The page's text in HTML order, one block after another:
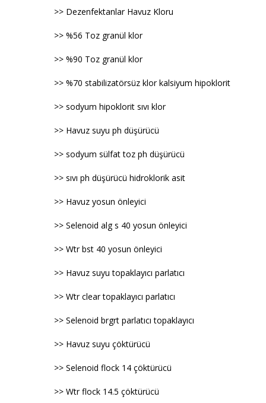
>> Dezenfektanlar Havuz Kloru
>> %56 Toz granül klor
>> %90 Toz granül klor
>> %70 stabilizatörsüz klor kalsiyum hipoklorit
>> sodyum hipoklorit sıvı klor
>> Havuz suyu ph düşürücü
>> sodyum sülfat toz ph düşürücü
>> sıvı ph düşürücü hidroklorik asit
>> Havuz yosun önleyici
>> Selenoid alg s 40 yosun önleyici
>> Wtr bst 40 yosun önleyici
>> Havuz suyu topaklayıcı parlatıcı
>> Wtr clear topaklayıcı parlatıcı
>> Selenoid brgrt parlatıcı topaklayıcı
>> Havuz suyu çöktürücü
>> Selenoid flock 14 çöktürücü
>> Wtr flock 14.5 çöktürücü